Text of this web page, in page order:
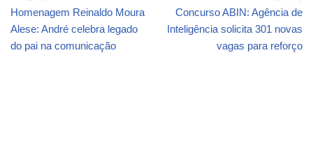
Homenagem Reinaldo Moura
Alese: André celebra legado
do pai na comunicação
Concurso ABIN: Agência de
Inteligência solicita 301 novas
vagas para reforço